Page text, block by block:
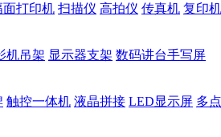
面打印机 扫描仪 高拍仪 传真机 复印机
机吊架 显示器支架 数码讲台手写屏
触控一体机 液晶拼接 LED显示屏 多